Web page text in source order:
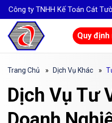
Công ty TNHH Kế Toán Cát
Quy định
Trang Chủ Dịch Vụ Khác
Dịch Vụ Tư